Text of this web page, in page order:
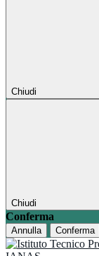
Chiudi
Chiudi
Conferma
Annulla Conferma